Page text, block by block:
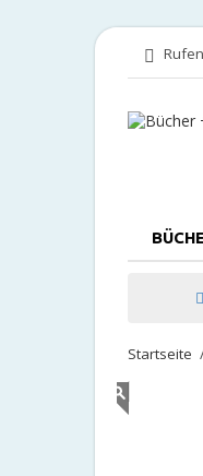
Startseite